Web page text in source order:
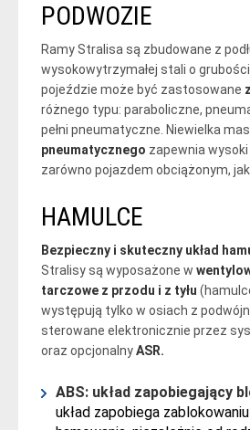
PODWOZIE
Ramy Stralisa są zbudowane z
wysokowytrzymałej stali o grubości
pojeździe może być zastosowane
różnego typu: paraboliczne,
pełni pneumatyczne. Niewielka
pneumatycznego zapewnia
zarówno pojazdem obciążonym,
HAMULCE
Bezpieczny i skuteczny układ
Stralisy są wyposażone w
tarczowe z przodu i z tyłu
występują tylko w osiach z
sterowane elektronicznie przez
oraz opcjonalnyASR.
ABS: układ zapobiegający
układ zapobiega